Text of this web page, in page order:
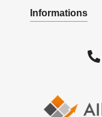
Informations